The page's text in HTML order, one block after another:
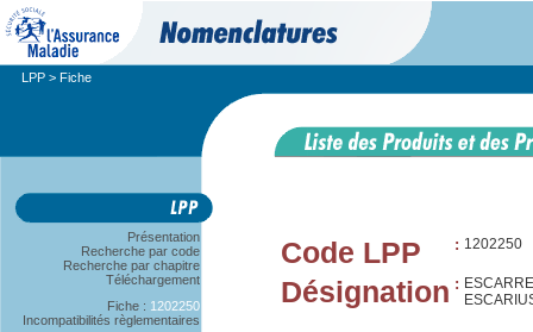
LPP > Fiche
Présentation
Recherche par code
Recherche par chapitre
Téléchargement
Fiche : 1202250
Incompatibilités règlementaires
Code LPP : 1202250
Désignation :